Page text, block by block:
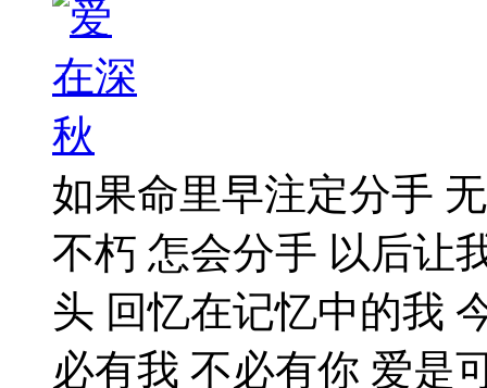
如果命里早注定分手
不朽 怎会分手 以后让
头 回忆在记忆中的我
必有我 不必有你 爱是